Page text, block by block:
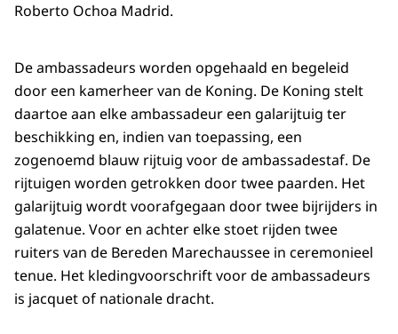
Roberto Ochoa Madrid.
De ambassadeurs worden opgehaald en begeleid
door een kamerheer van de Koning. De Koning stelt
daartoe aan elke ambassadeur een galarijtuig ter
beschikking en, indien van toepassing, een
zogenoemd blauw rijtuig voor de ambassadestaf. De
rijtuigen worden getrokken door twee paarden. Het
galarijtuig wordt voorafgegaan door twee bijrijders in
galatenue. Voor en achter elke stoet rijden twee
ruiters van de Bereden Marechaussee in ceremonieel
tenue. Het kledingvoorschrift voor de ambassadeurs
is jacquet of nationale dracht.